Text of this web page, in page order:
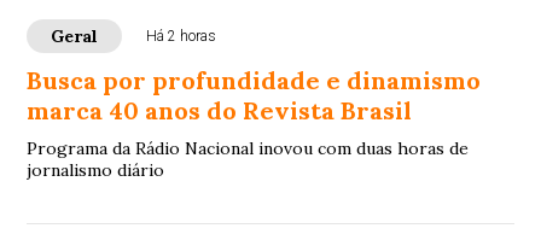
Geral Há 2 horas
Busca por profundidade e dinamismo
marca 40 anos do Revista Brasil
Programa da Rádio Nacional inovou com duas horas de
jornalismo diário